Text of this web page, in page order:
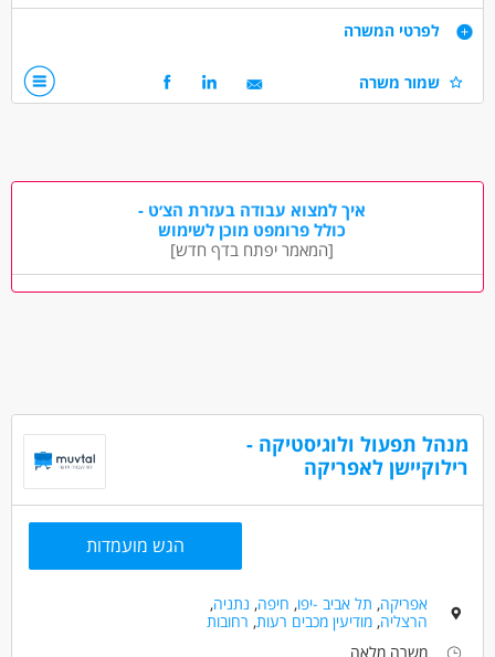
דרישות
- ניסיון בבניית בתי מלון / ציבורי של כ-5 שנים
בנייה ונדל"ן - מהנדס בינוי ותשתיות
בנייה ונדל"ן - מנהל/ת פרוייקטים
לפרטי המשרה
שמור משרה
איך למצוא עבודה בעזרת הצ׳ט -
כולל פרומפט מוכן לשימוש
[המאמר יפתח בדף חדש]
מנהל תפעול ולוגיסטיקה -
רילוקיישן לאפריקה
הגש מועמדות
אפריקה, תל אביב -יפו, חיפה, נתניה,
הרצליה,מודיעין מכבים רעות, רחובות
משרה מלאה